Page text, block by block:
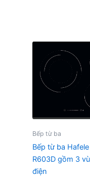
Bếp từ ba
Bếp từ ba
R603D gồm 3
điện